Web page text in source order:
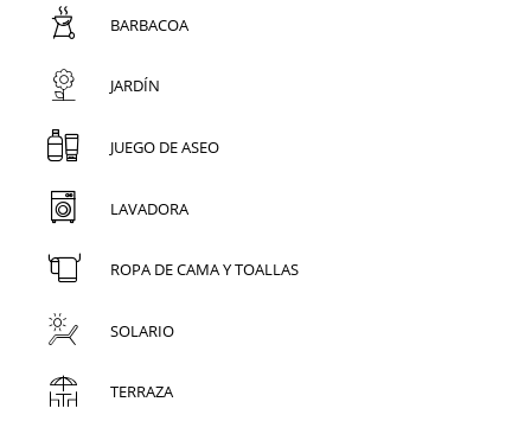
BARBACOA
JARDÍN
JUEGO DE ASEO
LAVADORA
ROPA DE CAMA Y TOALLAS
SOLARIO
TERRAZA